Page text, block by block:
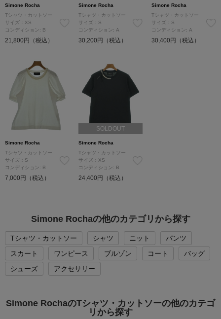
Simone Rocha
Tシャツ・カットソー
サイズ：XS
コンディション: B
21,800円（税込）
Simone Rocha
Tシャツ・カットソー
サイズ：S
コンディション: A
30,200円（税込）
Simone Rocha
Tシャツ・カットソー
サイズ：S
コンディション: A
30,400円（税込）
Simone Rocha
Tシャツ・カットソー
サイズ：S
コンディション: B
7,000円（税込）
SOLDOUT
Simone Rocha
Tシャツ・カットソー
サイズ：XS
コンディション: B
24,400円（税込）
Simone Rochaの他のカテゴリから探す
Tシャツ・カットソー シャツ ニット
パンツ
スカート
ワンピース ブルゾン コート
バッグ
シューズ
アクセサリー
Simone RochaのTシャツ・カットソーの他のカテゴ
リから探す